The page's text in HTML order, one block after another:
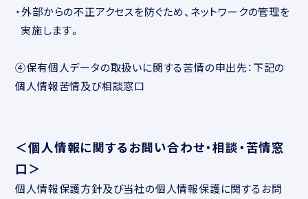
・外部からの不正アクセスを防ぐため、ネットワークの管理を
実施します。
④保有個人データの取扱いに関する苦情の申出先：下記の
個人情報苦情及び相談窓口
＜個人情報に関するお問い合わせ・相談・苦情窓
口＞
個人情報保護方針及び当社の個人情報保護に関するお問